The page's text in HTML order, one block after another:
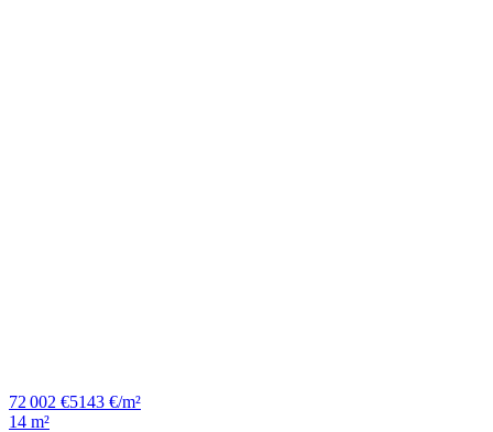
72 002 €5143 €/m²
14 m²